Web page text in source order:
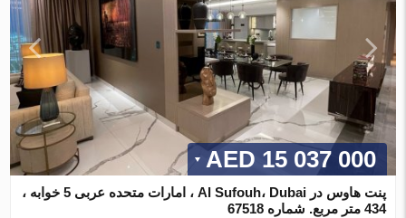
15 037 000 AED
پنت هاوس در Al Sufouh، Dubai ، امارات متحده عربی 5 خوابه ،
434 متر مربع. شماره 67518